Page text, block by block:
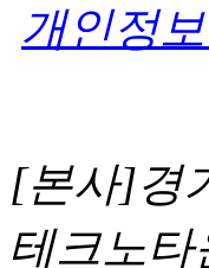
개인정
[본사]경
테크노타